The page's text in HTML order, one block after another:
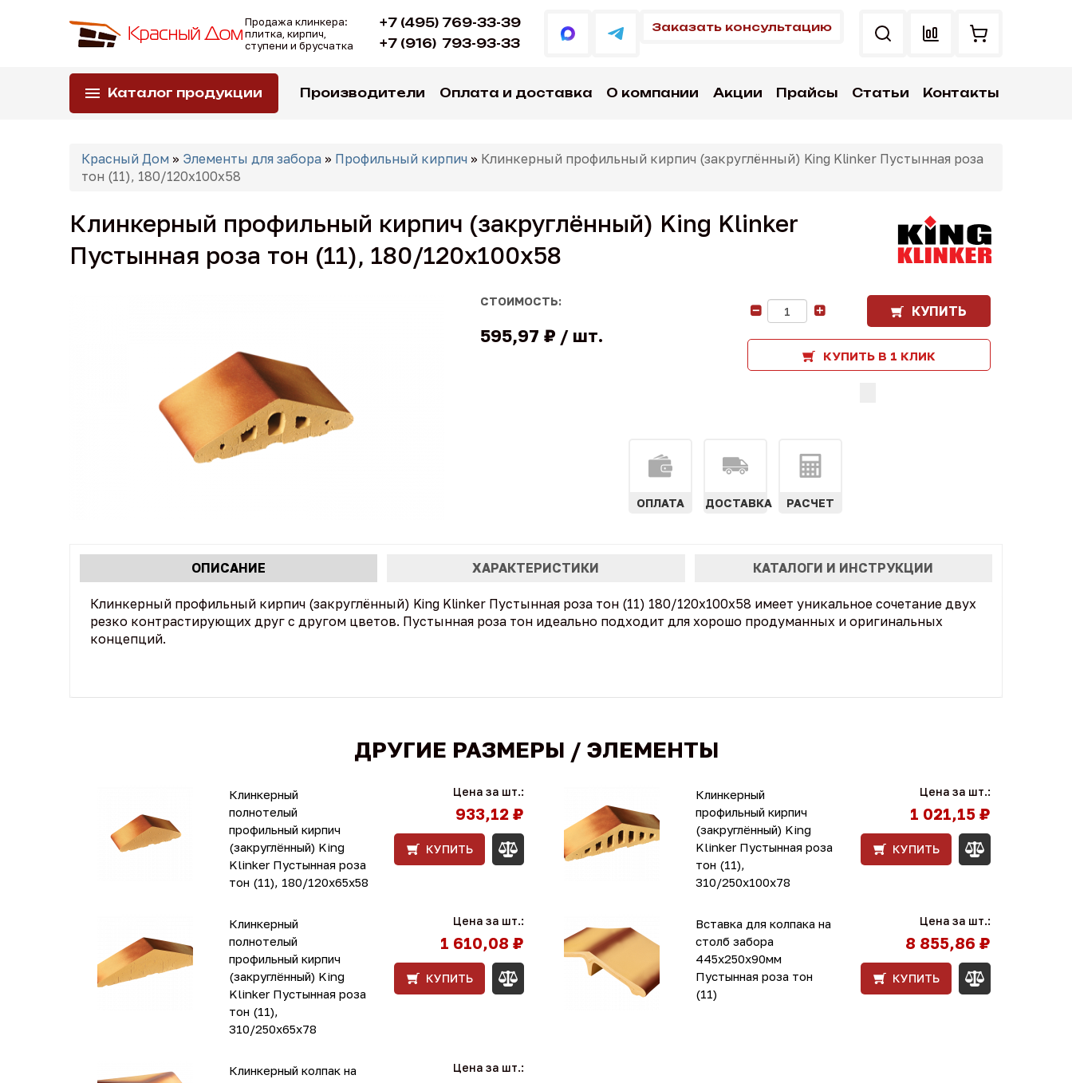
Продажа клинкера:
плитка, кирпич,
ступени и брусчатка
+7 (495) 769-33-39
+7 (916) 793-93-33
Заказать консультацию
Каталог продукции Производители Оплата и доставка О компании Акции Прайсы Статьи Контакты
Вы
здесь
Красный Дом » Элементы для забора » Профильный кирпич » Клинкерный профильный кирпич (закруглённый) King Klinker Пустынная роза
тон (11), 180/120x100x58
Клинкерный профильный кирпич (закруглённый) King Klinker
Пустынная роза тон (11), 180/120x100x58
СТОИМОСТЬ:
595,97 ₽ шт.
КУПИТЬ
КУПИТЬ В 1 КЛИК
ОПЛАТА ДОСТАВКА РАСЧЕТ
Характеристики
табы
ОПИСАНИЕ
ВКЛАДКА)
ХАРАКТЕРИСТИКИ КАТАЛОГИ И ИНСТРУКЦИИ
Клинкерный профильный кирпич (закруглённый) King Klinker Пустынная роза тон (11) 180/120x100x58 имеет уникальное сочетание двух
резко контрастирующих друг с другом цветов. Пустынная роза тон идеально подходит для хорошо продуманных и оригинальных
концепций.
ДРУГИЕ РАЗМЕРЫ / ЭЛЕМЕНТЫ
Клинкерный
полнотелый
профильный кирпич
(закруглённый) King
Klinker Пустынная роза
тон (11), 180/120x65x58
Цена за шт.:
933,12 ₽
КУПИТЬ
Клинкерный
профильный кирпич
(закруглённый) King
Klinker Пустынная роза
тон (11),
310/250x100x78
Цена за шт.:
1 021,15 ₽
КУПИТЬ
Клинкерный
полнотелый
профильный кирпич
(закруглённый) King
Klinker Пустынная роза
тон (11),
310/250x65x78
Цена за шт.:
1 610,08 ₽
КУПИТЬ
Вставка для колпака на
столб забора
445x250x90мм
Пустынная роза тон
(11)
Цена за шт.:
8 855,86 ₽
КУПИТЬ
Клинкерный колпак на
Цена за шт.: